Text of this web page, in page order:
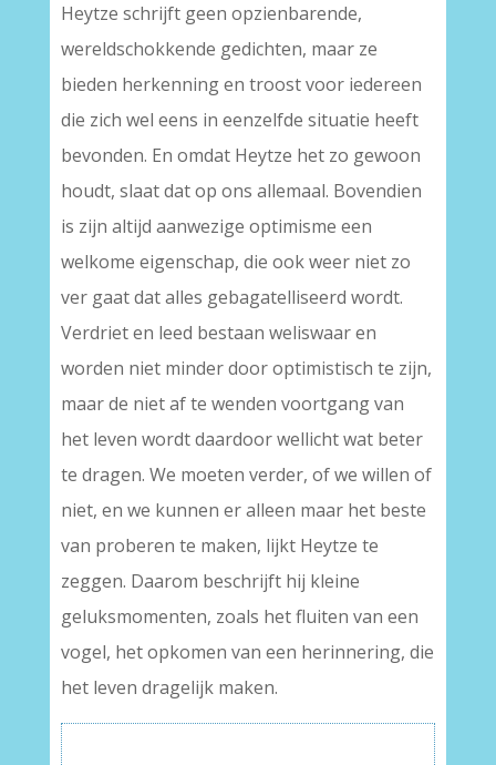
Heytze schrijft geen opzienbarende,
wereldschokkende gedichten, maar ze
bieden herkenning en troost voor iedereen
die zich wel eens in eenzelfde situatie heeft
bevonden. En omdat Heytze het zo gewoon
houdt, slaat dat op ons allemaal. Bovendien
is zijn altijd aanwezige optimisme een
welkome eigenschap, die ook weer niet zo
ver gaat dat alles gebagatelliseerd wordt.
Verdriet en leed bestaan weliswaar en
worden niet minder door optimistisch te zijn,
maar de niet af te wenden voortgang van
het leven wordt daardoor wellicht wat beter
te dragen. We moeten verder, of we willen of
niet, en we kunnen er alleen maar het beste
van proberen te maken, lijkt Heytze te
zeggen. Daarom beschrijft hij kleine
geluksmomenten, zoals het fluiten van een
vogel, het opkomen van een herinnering, die
het leven dragelijk maken.